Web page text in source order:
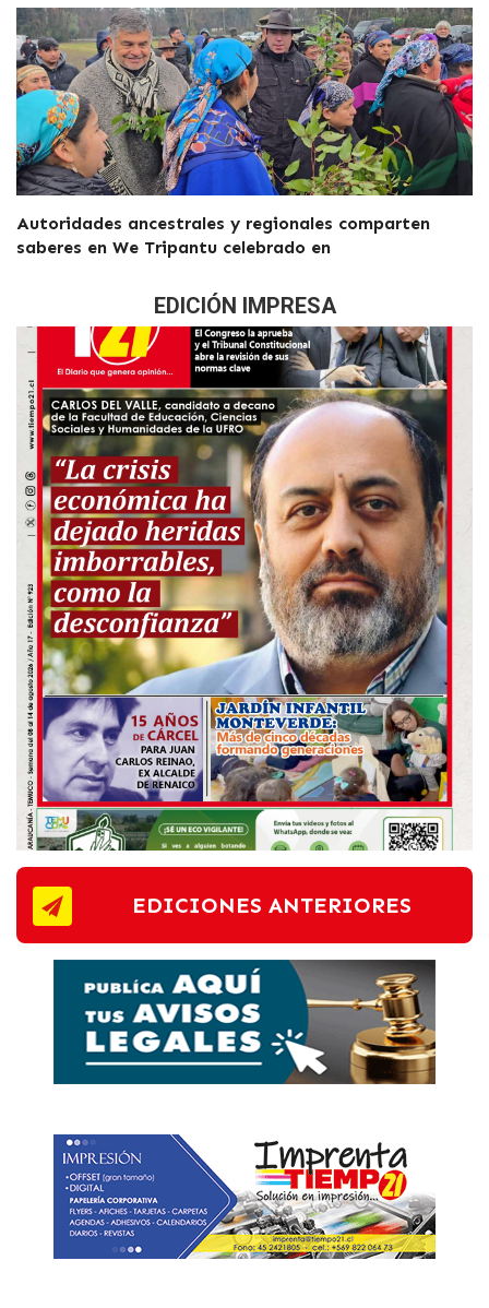
Autoridades ancestrales y regionales comparten
saberes en We Tripantu celebrado en
EDICIÓN IMPRESA
EDICIONES ANTERIORES